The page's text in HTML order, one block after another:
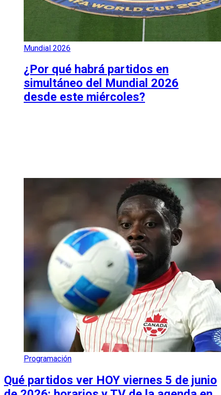
Mundial 2026
¿Por qué habrá partidos en
simultáneo del Mundial 2026
desde este miércoles?
Programación
Qué partidos ver HOY viernes 5 de junio